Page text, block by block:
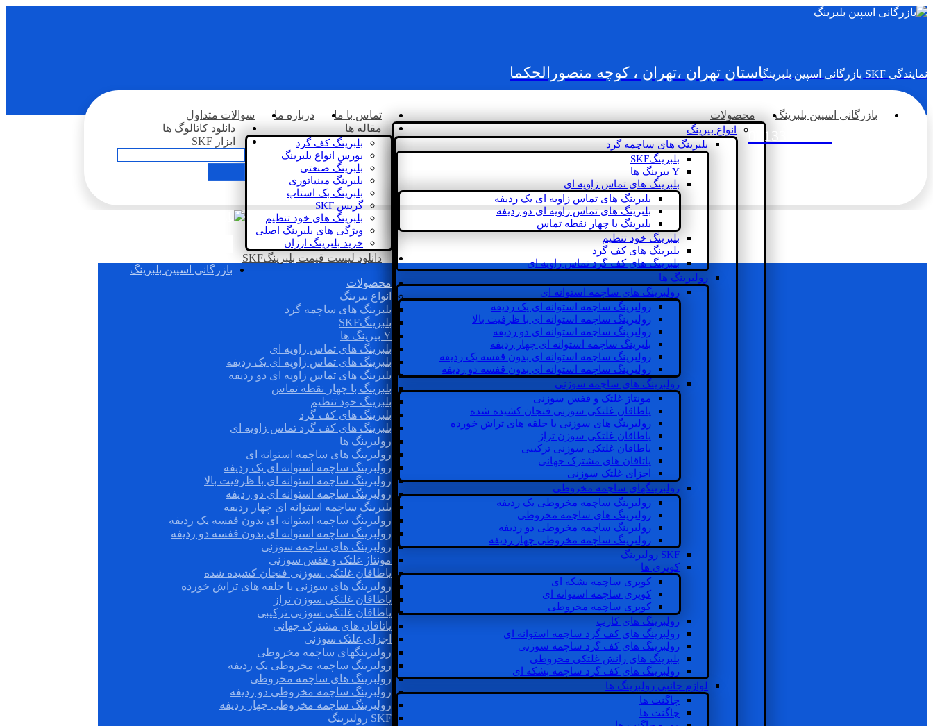
نمایندگی SKF بازرگانی اسپین بلبرینگ استان تهران ،تهران ، کوچه منصورالحکما
02133936833
بازرگانی اسپین بلبرینگ محصولات
انواع بیرینگ
بلبرینگ های ساچمه گرد
بلبرینگSKF
Y بیرینگ ها
بلبرینگ های تماس زاویه ای
بلبرینگ های تماس زاویه ای یک ردیفه
بلبرینگ های تماس زاویه ای دو ردیفه
بلبرینگ با چهار نقطه تماس
بلبرینگ خود تنظیم
بلبرینگ های کف گرد
بلبرینگ های کف گرد تماس زاویه ای
رولبرینگ ها
رولبرینگ های ساچمه استوانه ای
رولبرینگ ساچمه استوانه ای یک ردیفه
رولبرینگ ساچمه استوانه ای با ظرفیت بالا
رولبرینگ ساچمه استوانه ای دو ردیفه
بلبرینگ ساچمه استوانه ای چهار ردیفه
رولبرینگ ساچمه استوانه ای بدون قفسه یک ردیفه
رولبرینگ ساچمه استوانه ای بدون قفسه دو ردیفه
رولبرینگ های ساچمه سوزنی
مونتاژ غلتک و قفس سوزنی
یاطاقان غلتکی سوزنی فنجان کشیده شده
رولبرینگ های سوزنی با حلقه های تراش خورده
یاطاقان غلتکی سوزن تراز
یاطاقان غلتکی سوزنی ترکیبی
یاتاقان های مشترک جهانی
اجزای غلتک سوزنی
رولبرینگهای ساچمه مخروطی
رولبرینگ ساچمه مخروطی یک ردیفه
رولبرینگ های ساچمه مخروطی
رولبرینگ ساچمه مخروطی دو ردیفه
رولبرینگ ساچمه مخروطی چهار ردیفه
SKF رولبرینگ
کوپری ها
کوپری ساچمه بشکه ای
کوپری ساچمه استوانه ای
کوپری ساچمه مخروطی
رولبرینگ های کارب
رولبرینگ های کف گرد ساچمه استوانه ای
رولبرینگ های کف گرد ساچمه سوزنی
بلبرینگ های رانش غلتکی مخروطی
رولبرینگ های کف گرد ساچمه بشکه ای
لوازم جانبی رولبرینگ ها
چاگنت ها
چاگنت ها
تماس با ما درباره ما
سوالات متداول
مقاله ها
بلبرینگ کف گرد
بورس انواع بلبرینگ
بلبرینگ صنعتی
بلبرینگ مینیاتوری
بلبرینگ بک استاپ
گریس SKF
بلبرینگ های خود تنظیم
ویژگی های بلبرینگ اصلی
خرید بلبرینگ ارزان
دانلود کاتالوگ ها
ابزار SKF
دانلود لیست قیمت بلبرینگSKF
بازرگانی اسپین بلبرینگ
محصولات
انواع بیرینگ
بلبرینگ های ساچمه گرد
بلبرینگSKF
Y بیرینگ ها
بلبرینگ های تماس زاویه ای
بلبرینگ های تماس زاویه ای یک ردیفه
بلبرینگ های تماس زاویه ای دو ردیفه
بلبرینگ با چهار نقطه تماس
بلبرینگ خود تنظیم
بلبرینگ های کف گرد
بلبرینگ های کف گرد تماس زاویه ای
رولبرینگ ها
رولبرینگ های ساچمه استوانه ای
رولبرینگ ساچمه استوانه ای یک ردیفه
رولبرینگ ساچمه استوانه ای با ظرفیت بالا
رولبرینگ ساچمه استوانه ای دو ردیفه
بلبرینگ ساچمه استوانه ای چهار ردیفه
رولبرینگ ساچمه استوانه ای بدون قفسه یک ردیفه
رولبرینگ ساچمه استوانه ای بدون قفسه دو ردیفه
رولبرینگ های ساچمه سوزنی
مونتاژ غلتک و قفس سوزنی
یاطاقان غلتکی سوزنی فنجان کشیده شده
رولبرینگ های سوزنی با حلقه های تراش خورده
یاطاقان غلتکی سوزن تراز
یاطاقان غلتکی سوزنی ترکیبی
یاتاقان های مشترک جهانی
اجزای غلتک سوزنی
رولبرینگهای ساچمه مخروطی
رولبرینگ ساچمه مخروطی یک ردیفه
رولبرینگ های ساچمه مخروطی
رولبرینگ ساچمه مخروطی دو ردیفه
رولبرینگ ساچمه مخروطی چهار ردیفه
SKF رولبرینگ